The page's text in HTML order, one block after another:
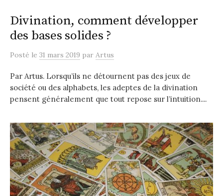
Divination, comment développer
des bases solides ?
Posté le 31 mars 2019 par Artus
Par Artus. Lorsqu’ils ne détournent pas des jeux de
société ou des alphabets, les adeptes de la divination
pensent généralement que tout repose sur l’intuition....